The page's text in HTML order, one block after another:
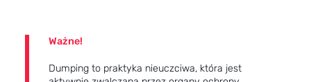
Ważne!
Dumping to praktyka nieuczciwa, która jest